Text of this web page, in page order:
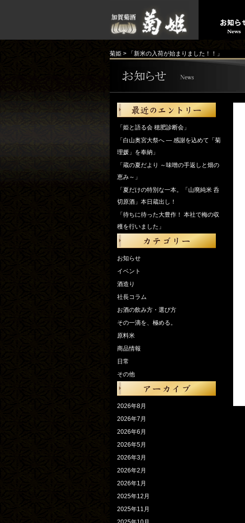
菊姫 > 「新米の入荷が始まりました！！」
「姫と語る会 穂肥診断会」
「白山奥宮大祭へ ― 感謝を込めて「菊
理媛」を奉納」
「蔵の夏だより ～味噌の手返しと畑の
恵み～」
「夏だけの特別な一本。「山廃純米 呑
切原酒」本日蔵出し！
「待ちに待った大豊作！ 本社で梅の収
穫を行いました」
お知らせ
イベント
酒造り
社長コラム
お酒の飲み方・選び方
その一滴を、極める。
原料米
商品情報
日常
その他
2026年8月
2026年7月
2026年6月
2026年5月
2026年3月
2026年2月
2026年1月
2025年12月
2025年11月